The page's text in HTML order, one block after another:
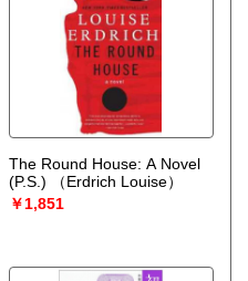
The Round House: A Novel
(P.S.)
（Erdrich Louise）
￥1,851